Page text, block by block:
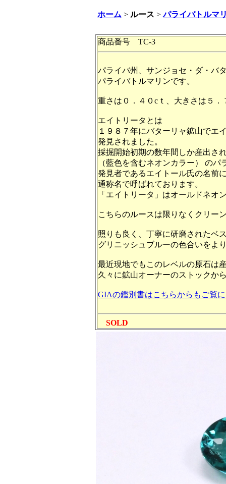
ホーム > ルース > パライバトルマ
商品番号 TC-3
パライバ州、サンジョセ・ダ・バ
パライバトルマリンです。
重さは０．４０cｔ、大きさは５
エイトリータとは
１９８７年にバターリャ鉱山でエ
発見されました。
採掘開始初期の数年間しか産出さ
（藍色を含むネオンカラー） の
発見者であるエイトール氏の名前
通称名で呼ばれております。
「エイトリータ」はオールドネオ
こちらのルースは限りなくクリー
照りも良く、丁寧に研磨されたベ
グリニッシュブルーの色合いをよ
最近現地でもこのレベルの原石は
久々に鉱山オーナーのストックか
GIAの鑑別書はこちらからもご覧
SOLD